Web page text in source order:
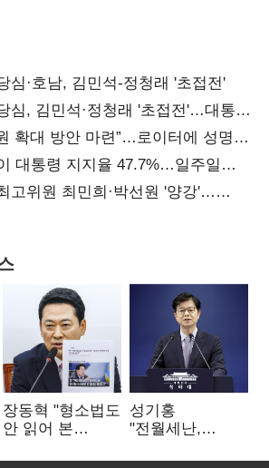
심·호남, 김민석-정청래 '초접전'
심, 김민석·정청래 '초접전'…대통령
'(종합)
확대 방안 마련”…로이터에 성명
대통령 지지율 47.7%…일주일
고위원 최민희·박선원 '양강'…
장동혁 "형소법도
안 읽어 본
성기홍
"전월세난,